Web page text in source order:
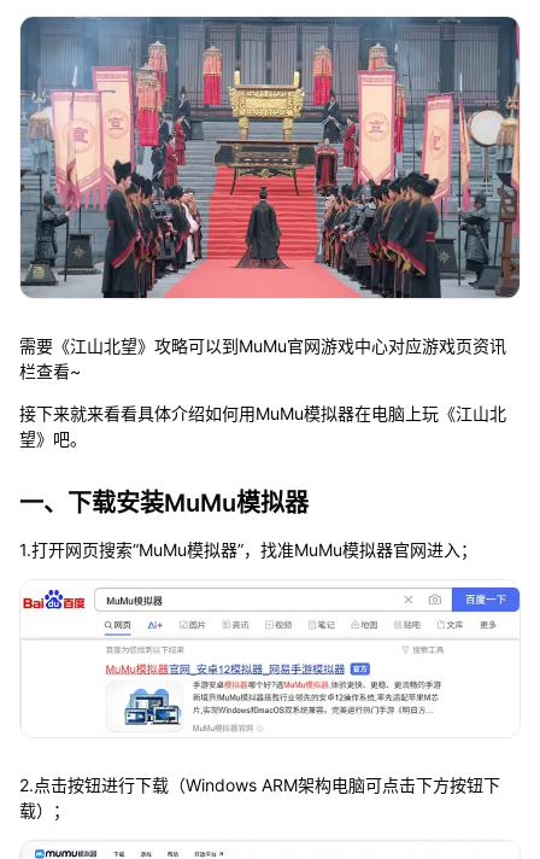
需要《江山北望》攻略可以到MuMu官网游戏中心对应游戏页资讯
栏查看~
接下来就来看看具体介绍如何用MuMu模拟器在电脑上玩《江山北
望》吧。
一、下载安装MuMu模拟器
1.打开网页搜索“MuMu模拟器”，找准MuMu模拟器官网进入；
2.点击按钮进行下载（Windows ARM架构电脑可点击下方按钮下
载）；